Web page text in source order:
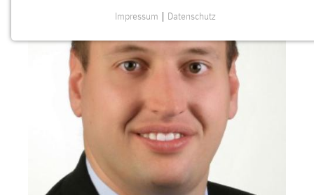
Notwendige Cookies ermöglichen grundlegende
Funktionen und sind für die einwandfreie Funktion der
Website erforderlich.
Einverständnis
cookie_consent
Zweck:
Impressum Datenschutz